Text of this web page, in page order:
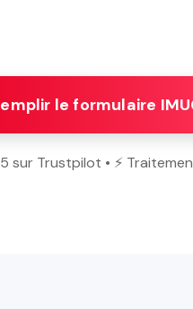
le formulaire
sur Trustpilot • ⚡